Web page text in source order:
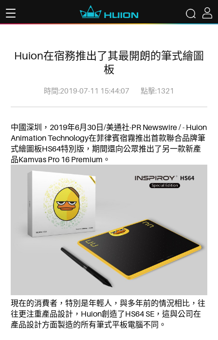
Huion在宿務推出了其最開朗的筆式繪圖
板
時間:2019-07-11 15:44:07 點擊:1321
中國深圳，2019年6月30日/美通社-PR Newswire / - Huion
Animation Technology在菲律賓宿霧推出首款聯合品牌筆
式繪圖板HS64特別版，期間還向公眾推出了另一款新產
品Kamvas Pro 16 Premium。
現在的消費者，特別是年輕人，與多年前的情況相比，往
往更注重產品設計，Huion創造了HS64 SE，這與公司在
產品設計方面製造的所有筆式平板電腦不同。